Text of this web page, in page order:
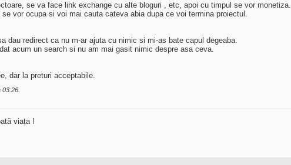
se va face link exchange cu alte bloguri , etc, apoi cu timpul se vor monetiza.
vor ocupa si voi mai cauta cateva abia dupa ce voi termina proiectul.
dau redirect ca nu m-ar ajuta cu nimic si mi-as bate capul degeaba.
acum un search si nu am mai gasit nimic despre asa ceva.
dar la preturi acceptabile.
03:26
viața !